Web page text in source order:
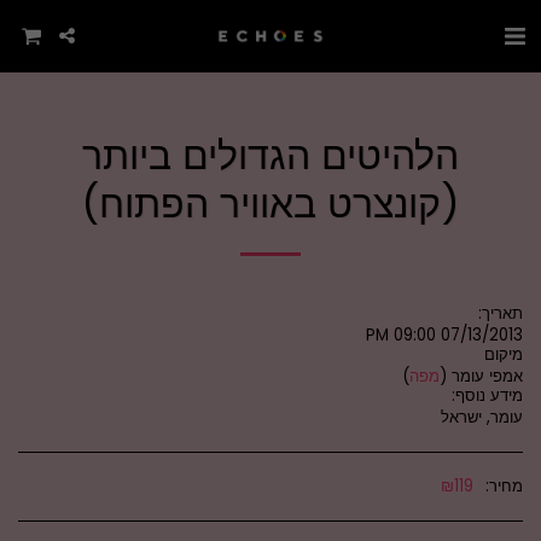
הלהיטים הגדולים ביותר
(קונצרט באוויר הפתוח)
תאריך:
07/13/2013 09:00 PM
מיקום
אמפי עומר (מפה)
מידע נוסף:
עומר, ישראל
מחיר: ₪119